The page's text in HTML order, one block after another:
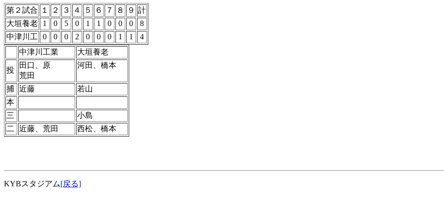
第２試合 １ ２ ３ ４ ５ ６ ７ ８ ９ 計
大垣養老
1 0 5 0 1 1 0 0 0
8
中津川工
0 0 0 2 0 0 0 1 1
4
中津川工業
大垣養老
投
田口、原
荒田
河田、橋本
捕 近藤
若山
本
三
小島
二
近藤、荒田 西松、橋本
KYBスタジアム[戻る]